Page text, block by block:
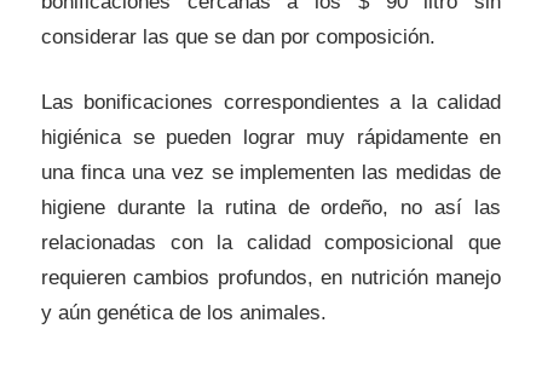
considerar las que se dan por composición.
Las bonificaciones correspondientes a la calidad
higiénica se pueden lograr muy rápidamente en
una finca una vez se implementen las medidas de
higiene durante la rutina de ordeño, no así las
relacionadas con la calidad composicional que
requieren cambios profundos, en nutrición manejo
y aún genética de los animales.